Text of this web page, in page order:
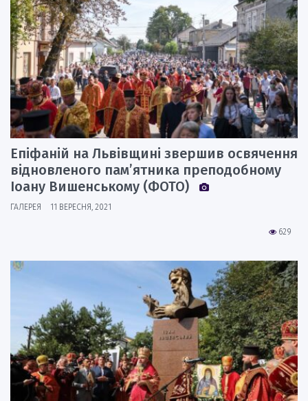
Епіфаній на Львівщині звершив освячення
відновленого пам’ятника преподобному
Іоану Вишенському (ФОТО)
ГАЛЕРЕЯ 11 ВЕРЕСНЯ, 2021
629